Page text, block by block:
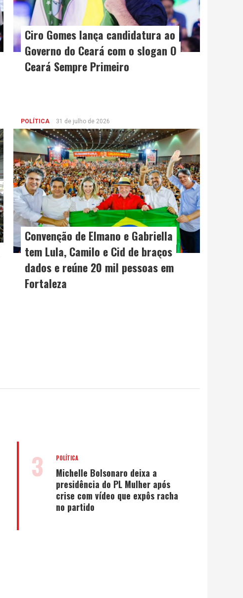
Ciro Gomes lança candidatura ao
Governo do Ceará com o slogan O
Ceará Sempre Primeiro
POLÍTICA 31 de julho de 2026
Convenção de Elmano e Gabriella
tem Lula, Camilo e Cid de braços
dados e reúne 20 mil pessoas em
Fortaleza
3 POLÍTICA
Michelle Bolsonaro deixa a
presidência do PL Mulher após
crise com vídeo que expôs racha
no partido